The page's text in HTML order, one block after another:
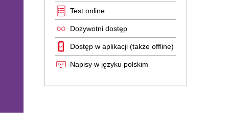
Test online
Dożywotni dostęp
Dostęp w aplikacji (także offline)
Napisy w języku polskim